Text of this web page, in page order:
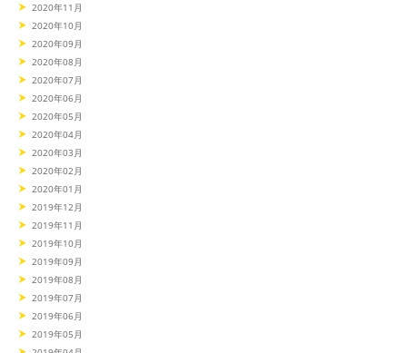
2020年11月
2020年10月
2020年09月
2020年08月
2020年07月
2020年06月
2020年05月
2020年04月
2020年03月
2020年02月
2020年01月
2019年12月
2019年11月
2019年10月
2019年09月
2019年08月
2019年07月
2019年06月
2019年05月